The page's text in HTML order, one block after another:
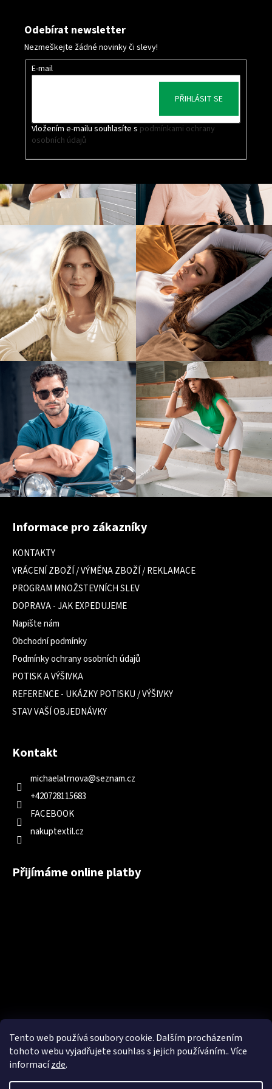
Tento web používá soubory cookie. Dalším procházením
tohoto webu vyjadřujete souhlas s jejich používáním.. Více
informacízde.
Odebírat newsletter
Nezmeškejte žádné novinky či slevy!
E-mail
Vložením e-mailu souhlasíte s podmínkami ochrany
osobních údajů
PŘIHLÁSIT SE
Z
Informace pro zákazníky
KONTAKTY
VRÁCENÍ ZBOŽÍ / VÝMĚNA ZBOŽÍ / REKLAMACE
PROGRAM MNOŽSTEVNÍCH SLEV
DOPRAVA - JAK EXPEDUJEME
Napište nám
Obchodní podmínky
Podmínky ochrany osobních údajů
POTISK A VÝŠIVKA
REFERENCE - UKÁZKY POTISKU / VÝŠIVKY
STAV VAŠÍ OBJEDNÁVKY
Kontakt
michaelatrnova@seznam.cz
+420728115683
FACEBOOK
nakuptextil.cz
Přijímáme online platby